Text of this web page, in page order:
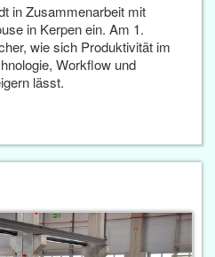
in Zusammenarbeit mit
in Kerpen ein. Am 1.
wie sich Produktivität im
Workflow und
lässt.